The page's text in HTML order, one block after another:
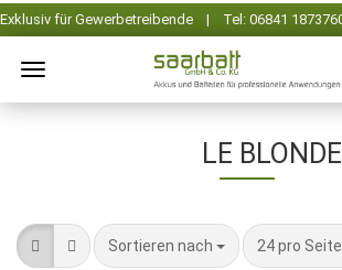
LE BLONDE
Sortieren nach
Sortieren nach 24 pro Seite
pro Seite